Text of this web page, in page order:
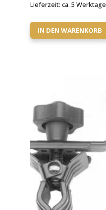
Lieferzeit: ca. 5 Werktage
IN DEN WARENKORB